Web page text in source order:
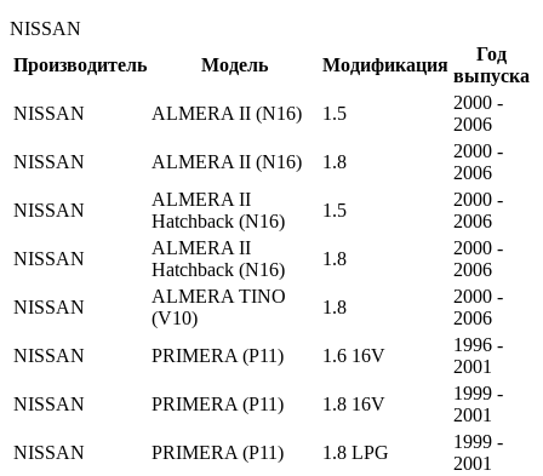
NISSAN
Производитель
Модель Модификация
Год
выпуска
NISSAN
ALMERA II (N16) 1.5
2000 -
2006
NISSAN
ALMERA II (N16) 1.8
2000 -
2006
NISSAN
ALMERA II
Hatchback (N16)
1.5
2000 -
2006
NISSAN
ALMERA II
Hatchback (N16)
1.8
2000 -
2006
NISSAN
ALMERA TINO
(V10)
1.8
2000 -
2006
NISSAN
PRIMERA (P11) 1.6 16V
1996 -
2001
NISSAN
PRIMERA (P11) 1.8 16V
1999 -
2001
NISSAN
PRIMERA (P11) 1.8 LPG
1999 -
2001